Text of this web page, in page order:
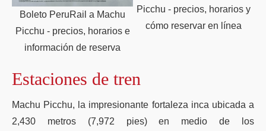
Boleto PeruRail a Machu
Picchu - precios, horarios e
información de reserva
Picchu - precios, horarios y
cómo reservar en línea
Estaciones de tren
Machu Picchu, la impresionante fortaleza inca ubicada a
2,430 metros (7,972 pies) en medio de los